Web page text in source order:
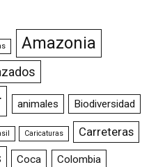
Amazonia
animales Biodiversidad
Caricaturas Carreteras
Coca Colombia